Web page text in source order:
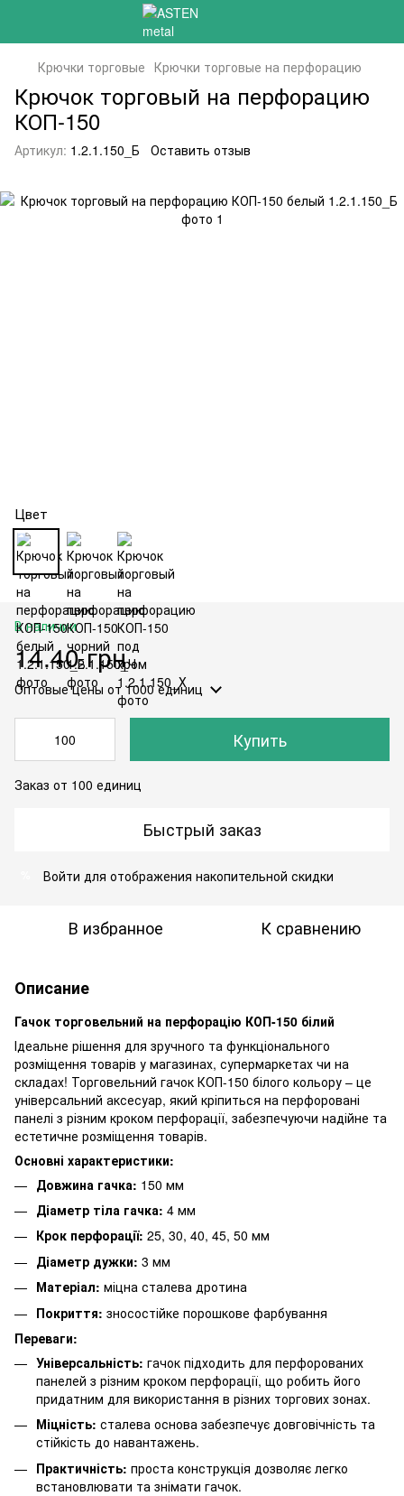
Крючки торговые Крючки торговые на перфорацию
Крючок торговый на перфорацию
КОП-150
Артикул: 1.2.1.150_Б Оставить отзыв
Цвет
В наличии
14.40 грн
Оптовые цены от 1000 единиц
Купить
Заказ от 100 единиц
Быстрый заказ
Войти для отображения накопительной скидки
В избранное К сравнению
Описание
Гачок торговельний на перфорацію КОП-150 білий
Ідеальне рішення для зручного та функціонального
розміщення товарів у магазинах, супермаркетах чи на
складах! Торговельний гачок КОП-150 білого кольору – це
універсальний аксесуар, який кріпиться на перфоровані
панелі з різним кроком перфорації, забезпечуючи надійне та
естетичне розміщення товарів.
Основні характеристики:
Довжина гачка: 150 мм
Діаметр тіла гачка: 4 мм
Крок перфорації: 25, 30, 40, 45, 50 мм
Діаметр дужки: 3 мм
Матеріал: міцна сталева дротина
Покриття: зносостійке порошкове фарбування
Переваги:
Універсальність: гачок підходить для перфорованих
панелей з різним кроком перфорації, що робить його
придатним для використання в різних торгових зонах.
Міцність: сталева основа забезпечує довговічність та
стійкість до навантажень.
Практичність: проста конструкція дозволяє легко
встановлювати та знімати гачок.